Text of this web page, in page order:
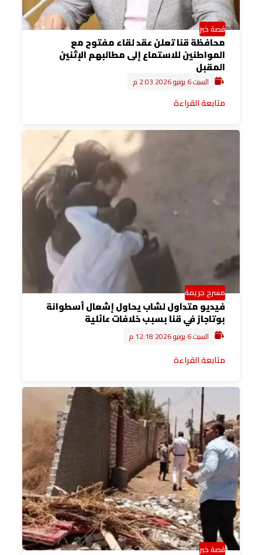
قصة خبر
محافظة قنا تعلن عقد لقاء مفتوح مع
المواطنين للاستماع إلى مطالبهم الإثنين
المقبل
السبت 6 يونيو 2026 2:03 م
متابعة القراءة
مسرح جريمة
فيديو متداول لشاب يحاول إشعال أسطوانة
بوتاجاز في قنا بسبب خلافات عائلية
السبت 6 يونيو 2026 12:18 م
متابعة القراءة
قصة خبر